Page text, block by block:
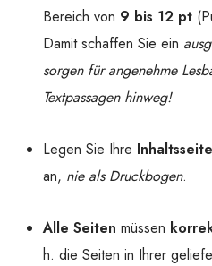
Bereich von 9 bis 12 pt
Damit schaffen Sie ein
sorgen für angenehme
Textpassagen hinweg!
Legen Sie Ihre
an, nie als Druckbogen.
Alle Seiten müssen
h. die Seiten in Ihrer